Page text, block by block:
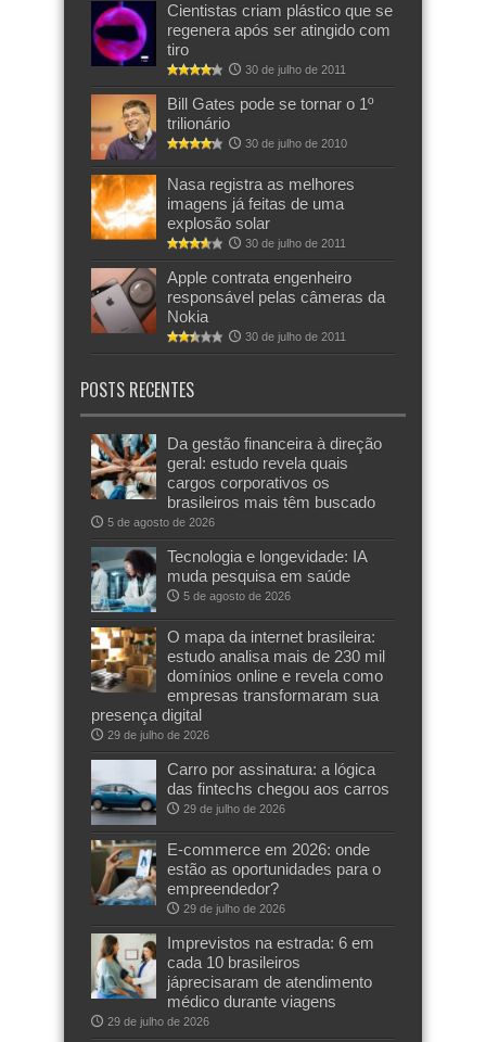
Cientistas criam plástico que se
regenera após ser atingido com
tiro
30 de julho de 2011
Bill Gates pode se tornar o 1º
trilionário
30 de julho de 2010
Nasa registra as melhores
imagens já feitas de uma
explosão solar
30 de julho de 2011
Apple contrata engenheiro
responsável pelas câmeras da
Nokia
30 de julho de 2011
POSTS RECENTES
Da gestão financeira à direção
geral: estudo revela quais
cargos corporativos os
brasileiros mais têm buscado
5 de agosto de 2026
Tecnologia e longevidade: IA
muda pesquisa em saúde
5 de agosto de 2026
O mapa da internet brasileira:
estudo analisa mais de 230 mil
domínios online e revela como
empresas transformaram sua
presença digital
29 de julho de 2026
Carro por assinatura: a lógica
das fintechs chegou aos carros
29 de julho de 2026
E-commerce em 2026: onde
estão as oportunidades para o
empreendedor?
29 de julho de 2026
Imprevistos na estrada: 6 em
cada 10 brasileiros
jáprecisaram de atendimento
médico durante viagens
29 de julho de 2026